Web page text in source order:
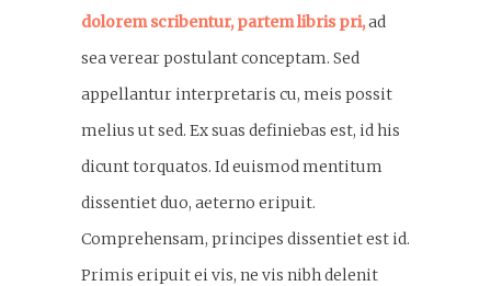
dolorem scribentur, partem libris pri,ad
sea verear postulant conceptam. Sed
appellantur interpretaris cu, meis possit
melius ut sed. Ex suas definiebas est, id his
dicunt torquatos. Id euismod mentitum
dissentiet duo, aeterno eripuit.
Comprehensam, principes dissentiet est id.
Primis eripuit ei vis, ne vis nibh delenit